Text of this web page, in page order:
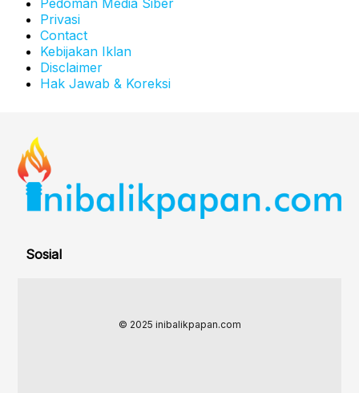
Privasi
Contact
Kebijakan Iklan
Disclaimer
Hak Jawab & Koreksi
Sosial
© 2025 inibalikpapan.com